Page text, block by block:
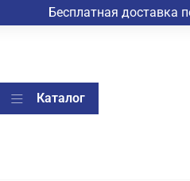
Бесплатная доставка
Каталог